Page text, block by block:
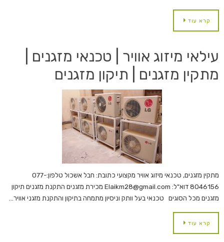
קרא עוד
עילאי מיזוג אוויר | טכנאי מזגנים |
מתקין מזגנים | תיקון מזגנים
מתקין מזגנים, טכנאי מיזוג אוויר מקצועי כתובת: חבל אשכול טלפון:077-
8046156 דוא"ל: Elaikm28@gmail.com מכירת מזגנים התקנת מזגנים תיקון
מזגנים מכל הסוגים טכנאי בעל וותק וניסיון מתמחה בתיקון והתקנת מזגני אוויר…
קרא עוד